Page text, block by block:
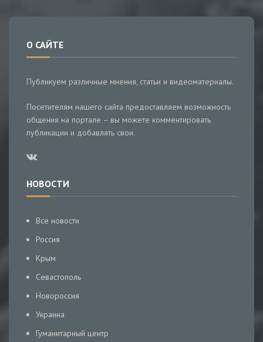
О САЙТЕ
Публикуем различные мнения, статьи и видеоматериалы.
Посетителям нашего сайта предоставляем возможность
общения на портале – вы можете комментировать
публикации и добавлять свои.
НОВОСТИ
Все новости
Россия
Крым
Севастополь
Новороссия
Украина
Гуманитарный центр